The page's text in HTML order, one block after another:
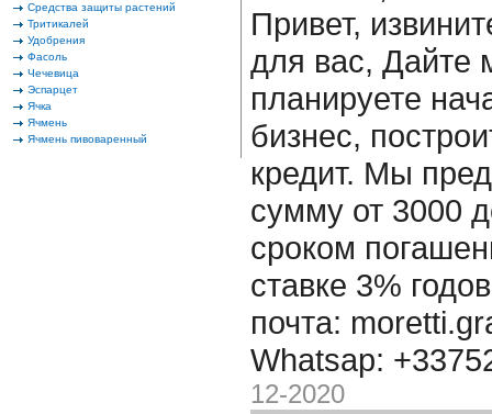
Средства защиты растений
Тритикалей
Удобрения
Фасоль
Чечевица
Эспарцет
Ячка
Ячмень
Ячмень пивоваренный
Привет,
для вас, Дайте
планируете
бизнес,
кредит. Мы
сумму от 3000
сроком
ставке 3%
почта:
Whatsap:
12-2020